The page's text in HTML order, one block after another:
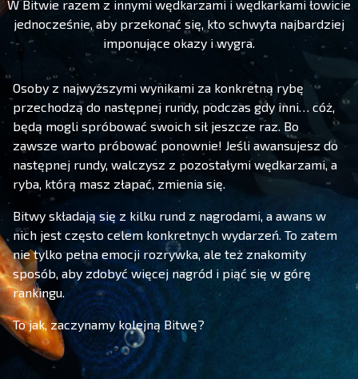
W Bitwie razem z innymi wędkarzami i wędkarkami łowicie
jednocześnie, aby przekonać się, kto schwyta najbardziej
imponujące okazy i wygra.
Osoby z najwyższymi wynikami za konkretną rybę
przechodzą do następnej rundy, podczas gdy inni… cóż,
będą mogli spróbować swoich sił jeszcze raz. Bo
zawsze warto próbować ponownie! Jeśli awansujesz do
następnej rundy, walczysz z pozostałymi wędkarzami, a
ryba, którą masz złapać, zmienia się.
Bitwy składają się z kilku rund z nagrodami, a awans w
nich jest często celem konkretnych wydarzeń. To zatem
nie tylko pełna emocji rozrywka, ale też znakomity
sposób, aby zdobyć więcej nagród i piąć się w górę
rankingu.
To jak, zaczynamy kolejną Bitwę?